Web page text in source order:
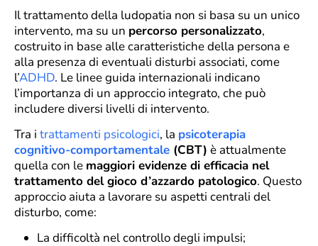
Il trattamento della ludopatia non si basa su un unico
intervento, ma su un percorso personalizzato,
costruito in base alle caratteristiche della persona e
alla presenza di eventuali disturbi associati, come
l’ADHD. Le linee guida internazionali indicano
l’importanza di un approccio integrato, che può
includere diversi livelli di intervento.
Tra i trattamenti psicologici, la psicoterapia
cognitivo-comportamentale (CBT) è attualmente
quella con le maggiori evidenze di efficacia nel
trattamento del gioco d’azzardo patologico. Questo
approccio aiuta a lavorare su aspetti centrali del
disturbo, come:
La difficoltà nel controllo degli impulsi;